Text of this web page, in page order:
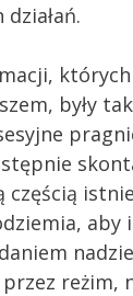
których
były
częścią
aby
reżim,